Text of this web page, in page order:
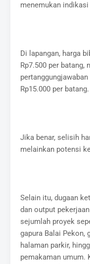
menemukan
Di lapangan, harga
Rp7.500 per batang,
Rp15.000 per batang.
Jika benar, selisih
melainkan potensi
Selain itu, dugaan
dan output
sejumlah proyek
gapura Balai Pekon,
halaman parkir,
pemakaman umum.